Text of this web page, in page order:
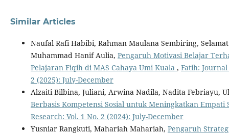
Similar Articles
Naufal Rafi Habibi, Rahman Maulana Sembiring,
Muhammad Hanif Aulia, Pengaruh Motivasi Belajar
Pelajaran Fiqih di MAS Cahaya Umi Kuala , Fatih:
2 (2025): July-December
Alzaiti Bilbina, Juliani, Arwina Nadila, Nadita Febriayu,
Berbasis Kompetensi Sosial untuk Meningkatkan Empati
Research: Vol. 1 No. 2 (2024): July-December
Yusniar Rangkuti, Mahariah Mahariah, Pengaruh